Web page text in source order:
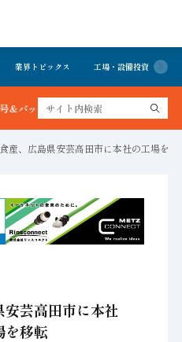
業界トピックス 工場・設備投資
ーを無料で公開中 詳細はこちら
産、広島県安芸高田市に本社の工場を移
芸高田市に本社
を移転